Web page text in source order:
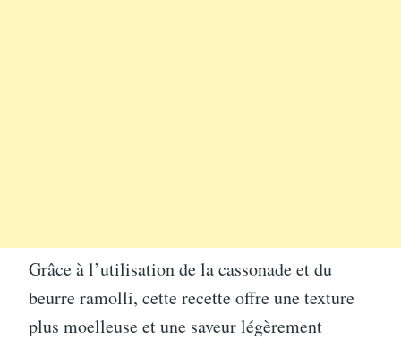
Grâce à l’utilisation de la cassonade et du
beurre ramolli, cette recette offre une texture
plus moelleuse et une saveur légèrement